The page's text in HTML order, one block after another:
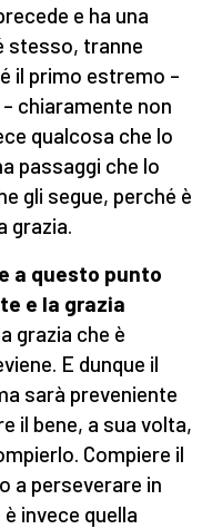
e ha una
stesso, tranne
il primo estremo –
chiaramente non
qualcosa che lo
passaggi che lo
gli segue, perché è
grazia.
a questo punto
e la grazia
grazia che è
E dunque il
sarà preveniente
il bene, a sua volta,
Compiere il
a perseverare in
invece quella